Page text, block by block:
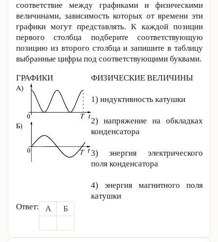
соответствие между графиками и физическими
величинами, зависимость которых от времени эти
графики могут представлять. К каждой позиции
первого столбца подберите соответствующую
позицию из второго столбца и запишите в таблицу
выбранные цифры под соответствующими буквами.
ГРАФИКИ ФИЗИЧЕСКИЕ ВЕЛИЧИНЫ
1) индуктивность катушки
2) напряжение на обкладках
конденсатора
3) энергия электрического
поля конденсатора
4) энергия магнитного поля
катушки
Ответ:
А Б